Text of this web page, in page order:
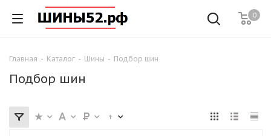
0
Главная - Каталог - Шины - Подбор шин
Подбор шин